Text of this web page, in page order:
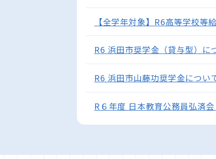
【全学年対象】R6高等学校
R6 浜田市奨学金（貸与型）に
R6 浜田市山藤功奨学金につい
R６年度 日本教育公務員弘済